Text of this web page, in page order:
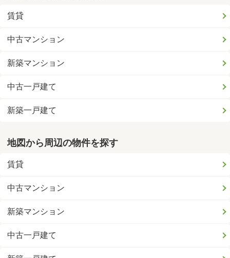
賃貸
中古マンション
新築マンション
中古一戸建て
新築一戸建て
地図から周辺の物件を探す
賃貸
中古マンション
新築マンション
中古一戸建て